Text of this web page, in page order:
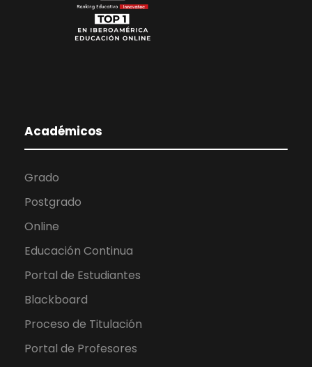
Académicos
Grado
Postgrado
Online
Educación Continua
Portal de Estudiantes
Blackboard
Proceso de Titulación
Portal de Profesores